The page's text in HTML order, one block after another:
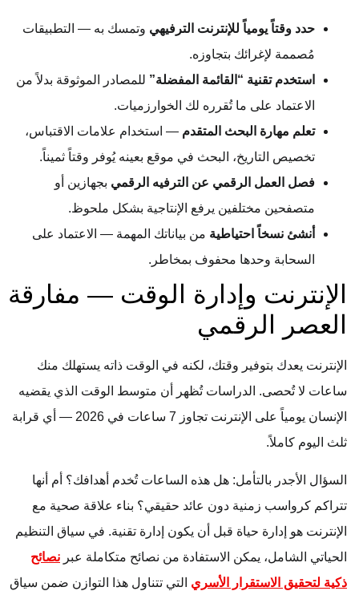
حدد وقتاً يومياً للإنترنت الترفيهي وتمسك به — التطبيقات
مُصممة لإغرائك بتجاوزه.
استخدم تقنية “القائمة المفضلة” للمصادر الموثوقة بدلاً من
الاعتماد على ما تُقرره لك الخوارزميات.
تعلم مهارة البحث المتقدم — استخدام علامات الاقتباس،
تخصيص التاريخ، البحث في موقع بعينه يُوفر وقتاً ثميناً.
فصل العمل الرقمي عن الترفيه الرقمي بجهازين أو
متصفحين مختلفين يرفع الإنتاجية بشكل ملحوظ.
أنشئ نسخاً احتياطية من بياناتك المهمة — الاعتماد على
السحابة وحدها محفوف بمخاطر.
الإنترنت وإدارة الوقت — مفارقة
العصر الرقمي
الإنترنت يعدك بتوفير وقتك، لكنه في الوقت ذاته يستهلك منك
ساعات لا تُحصى. الدراسات تُظهر أن متوسط الوقت الذي يقضيه
الإنسان يومياً على الإنترنت تجاوز 7 ساعات في 2026 — أي قرابة
ثلث اليوم كاملاً.
السؤال الأجدر بالتأمل: هل هذه الساعات تُخدم أهدافك؟ أم أنها
تتراكم كرواسب زمنية دون عائد حقيقي؟ بناء علاقة صحية مع
الإنترنت هو إدارة حياة قبل أن يكون إدارة تقنية. في سياق التنظيم
الحياتي الشامل، يمكن الاستفادة من نصائح متكاملة عبر نصائح
ذكية لتحقيق الاستقرار الأسري التي تتناول هذا التوازن ضمن سياق